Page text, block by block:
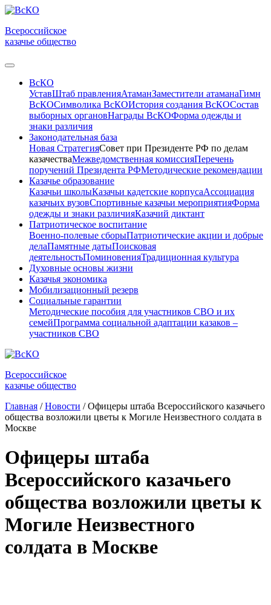
Всероссийское
казачье общество
ВсКО
УставШтаб правленияАтаманЗаместители атаманаГимн
ВсКОСимволика ВсКОИстория создания ВсКОСостав
выборных органовНаграды ВсКОФорма одежды и
знаки различия
Законодательная база
Новая СтратегияСовет при Президенте РФ по делам
казачестваМежведомственная комиссияПеречень
поручений Президента РФМетодические рекомендации
Казачье образование
Казачьи школыКазачьи кадетские корпусаАссоциация
казачьих вузовСпортивные казачьи мероприятияФорма
одежды и знаки различияКазачий диктант
Патриотическое воспитание
Военно-полевые сборыПатриотические акции и добрые
делаПамятные датыПоисковая
деятельностьПоминовенияТрадиционная культура
Духовные основы жизни
Казачья экономика
Мобилизационный резерв
Социальные гарантии
Методические пособия для участников СВО и их
семейПрограмма социальной адаптации казаков –
участников СВО
Всероссийское
казачье общество
Главная / Новости / Офицеры штаба Всероссийского казачьего
общества возложили цветы к Могиле Неизвестного солдата в
Москве
Офицеры штаба
Всероссийского казачьего
общества возложили цветы к
Могиле Неизвестного
солдата в Москве